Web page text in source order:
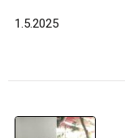
1.5.2025